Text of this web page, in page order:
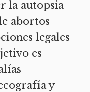
la autopsia
abortos
legales
es
y